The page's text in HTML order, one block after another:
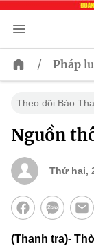
/ Pháp
Theo dõi Báo
Nguồn
Thứ hai,
(Thanh tra)-